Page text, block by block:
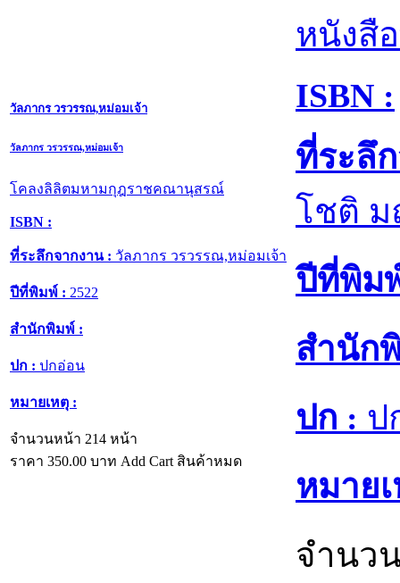
วัลภากร วรวรรณ,หม่อมเจ้า
วัลภากร วรวรรณ,หม่อมเจ้า
โคลงลิลิตมหามกุฎราชคณานุสรณ์
ISBN :
ที่ระลึกจากงาน : วัลภากร วรวรรณ,หม่อมเจ้า
ปีที่พิมพ์ : 2522
สำนักพิมพ์ :
ปก : ปกอ่อน
หมายเหตุ :
จำนวนหน้า 214 หน้า
ราคา 350.00 บาท Add Cart สินค้าหมด
หนังสื
ISBN :
ที่ระลึ
โชติ
ปีที่พิม
สำนัก
ปก : ป
หมาย
จำนว